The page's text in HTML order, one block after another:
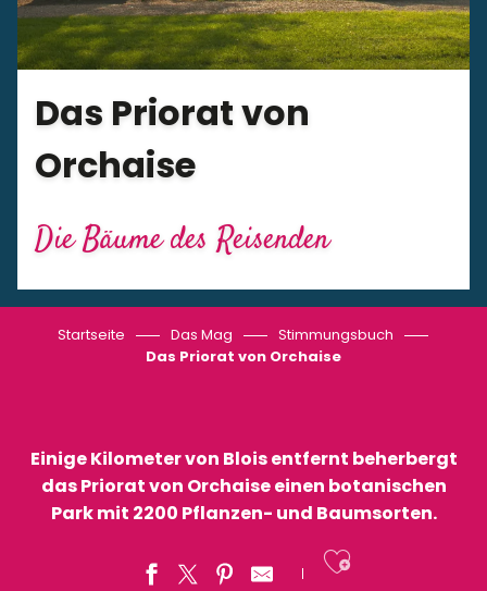
Das Priorat von
Orchaise
Die Bäume des Reisenden
Startseite Das Mag
Stimmungsbuch
Das Priorat von Orchaise
Einige Kilometer von Blois entfernt beherbergt
das Priorat von Orchaise einen botanischen
Park mit 2200 Pflanzen- und Baumsorten.
Ajouter